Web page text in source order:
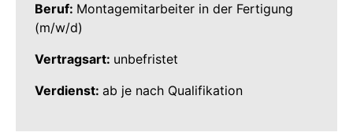
Beruf: Montagemitarbeiter in der Fertigung
(m/w/d)
Vertragsart: unbefristet
Verdienst: ab je nach Qualifikation